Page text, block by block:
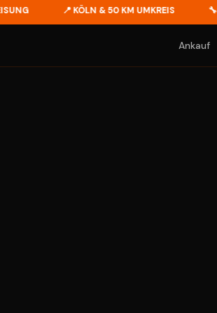
📍 KÖLN & 50 KM UMKREIS 🔧
Ankauf